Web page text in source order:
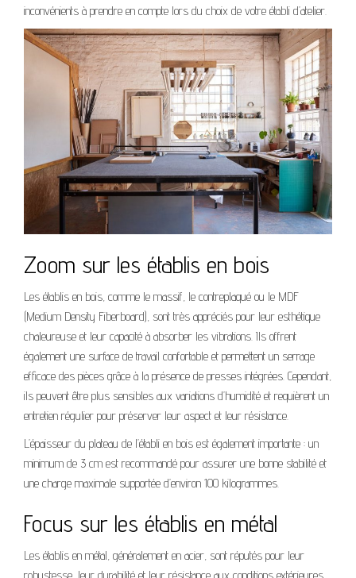
inconvénients à prendre en compte lors du choix de votre établi d’atelier.
Zoom sur les établis en bois
Les établis en bois, comme le massif, le contreplaqué ou le MDF
(Medium Density Fiberboard), sont très appréciés pour leur esthétique
chaleureuse et leur capacité à absorber les vibrations. Ils offrent
également une surface de travail confortable et permettent un serrage
efficace des pièces grâce à la présence de presses intégrées. Cependant,
ils peuvent être plus sensibles aux variations d’humidité et requièrent un
entretien régulier pour préserver leur aspect et leur résistance.
L’épaisseur du plateau de l’établi en bois est également importante : un
minimum de 3 cm est recommandé pour assurer une bonne stabilité et
une charge maximale supportée d’environ 100 kilogrammes.
Focus sur les établis en métal
Les établis en métal, généralement en acier, sont réputés pour leur